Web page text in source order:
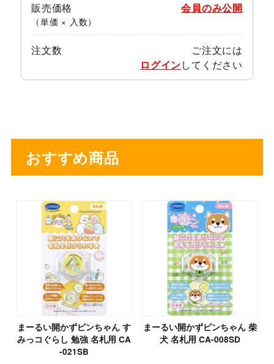
販売価格
（単価 × 入数）
会員のみ公開
注文数
ご注文には
ログインしてください
おすすめ商品
まーるい開かずピンちゃん す
みっコぐらし 勉強 名札用 CA
-021SB
まーるい開かずピンちゃん 柴
犬 名札用 CA-008SD